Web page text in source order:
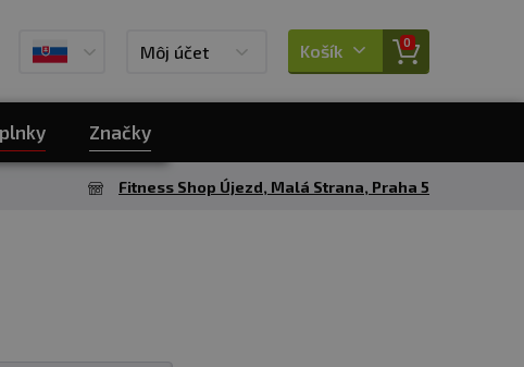
Môj účet Košík 0
Značky
Fitness Shop Újezd, Malá Strana, Praha 5